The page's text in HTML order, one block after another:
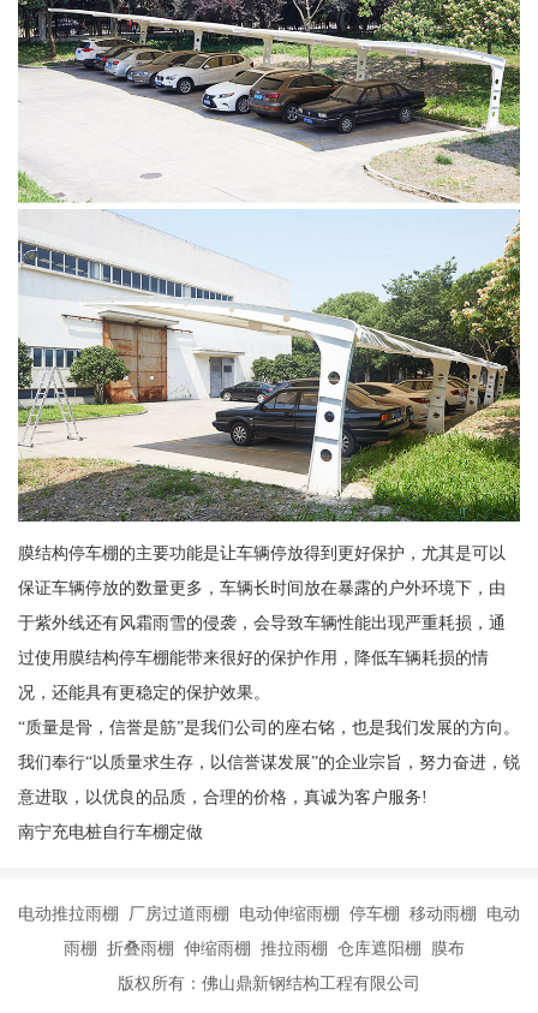
膜结构停车棚的主要功能是让车辆停放得到更好保护，尤其是可以
保证车辆停放的数量更多，车辆长时间放在暴露的户外环境下，由
于紫外线还有风霜雨雪的侵袭，会导致车辆性能出现严重耗损，通
过使用膜结构停车棚能带来很好的保护作用，降低车辆耗损的情
况，还能具有更稳定的保护效果。
“质量是骨，信誉是筋”是我们公司的座右铭，也是我们发展的方向。
我们奉行“以质量求生存，以信誉谋发展”的企业宗旨，努力奋进，锐
意进取，以优良的品质，合理的价格，真诚为客户服务!
南宁充电桩自行车棚定做
电动推拉雨棚 厂房过道雨棚 电动伸缩雨棚 停车棚 移动雨棚 电动
雨棚 折叠雨棚 伸缩雨棚 推拉雨棚 仓库遮阳棚 膜布
版权所有：佛山鼎新钢结构工程有限公司